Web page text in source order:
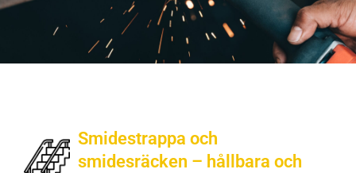
Smidestrappa och
smidesräcken – hållbara och